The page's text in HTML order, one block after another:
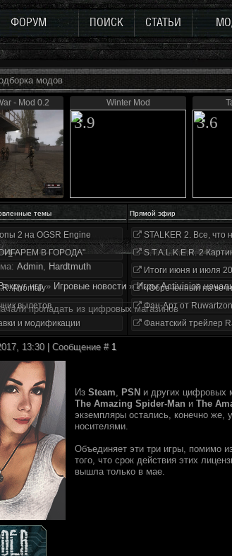
ФОРУМ ПОИСК СТАТЬИ
модов
- Mod 0.2 Winter Mod
3.9 3.6
темы Прямой эфир
2 на OGSR Engine
В ГОРОДА"
Anomaly
вылетов
и модификации
STALKER 2. Все, что
S.T.A.L.K.E.R. 2
Итоги июня и июля
«Обречённый на
Фан-Арт от
Фанатский трейлер
1
Аdmin, Hardtmuth
игр » Игровые новости » Игры Activision
пропадать из цифровых магазинов
13:30 | Сообщение # 1
Из Steam, PSN и других цифровых
The Amazing Spider-Man и The
экземпляры остались, конечно же,
носителями.
Объединяет эти три игры, помимо
того, что срок действия этих
вышла только в мае.